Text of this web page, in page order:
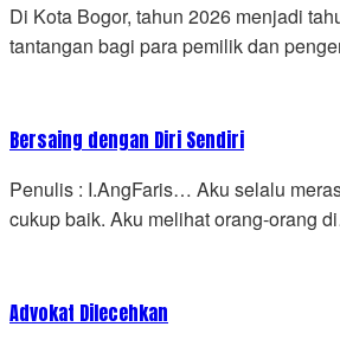
Di Kota Bogor, tahun 2026 menjadi
tantangan bagi para pemilik dan
Bersaing dengan Diri Sendiri
Penulis : I.AngFaris… Aku selalu
cukup baik. Aku melihat orang-orang
Advokat Dilecehkan